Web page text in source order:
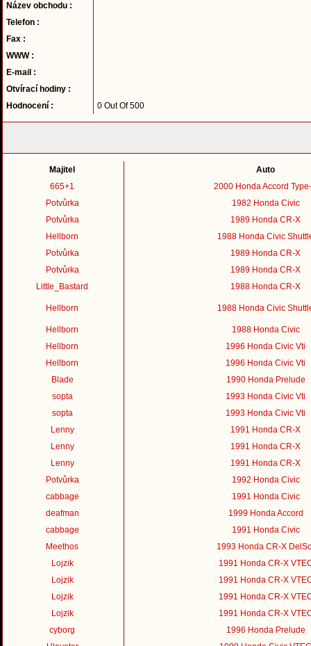
Název obchodu :
Telefon :
Fax :
WWW :
E-mail :
Otvírací hodiny :
Hodnocení :
0 Out Of 500
Majitel
Auto
665+1
2000 Honda Accord
Potvůrka
1982 Honda Civic
Potvůrka
1989 Honda CR-X
Hellborn
1988 Honda Civic
Potvůrka
1989 Honda CR-X
Potvůrka
1989 Honda CR-X
Little_Bastard
1988 Honda CR-X
Hellborn 1988 Honda Civic
Hellborn
1988 Honda Civic
Hellborn
1996 Honda Civic Vti
Hellborn
1996 Honda Civic Vti
Blade
1990 Honda Prelude
sopta
1993 Honda Civic Vti
sopta
1993 Honda Civic Vti
Lenny
1991 Honda CR-X
Lenny
1991 Honda CR-X
Lenny
1991 Honda CR-X
Potvůrka
1992 Honda Civic
cabbage
1991 Honda Civic
deafman
1999 Honda Accord
cabbage
1991 Honda Civic
Meethos
1993 Honda CR-X
Lojzik
1991 Honda CR-X
Lojzik
1991 Honda CR-X
Lojzik
1991 Honda CR-X
Lojzik
1991 Honda CR-X
cyborg
1996 Honda Prelude